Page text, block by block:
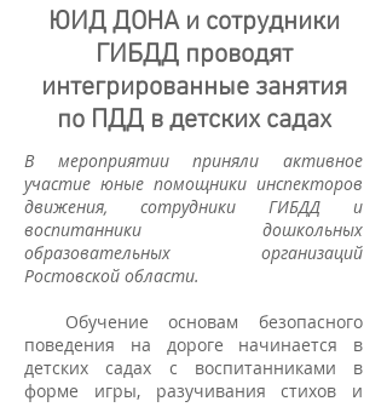
ЮИД ДОНА и сотрудники
ГИБДД проводят
интегрированные занятия
по ПДД в детских садах
В мероприятии приняли активное
участие юные помощники инспекторов
движения, сотрудники ГИБДД и
воспитанники дошкольных
образовательных организаций
Ростовской области.
Обучение основам безопасного
поведения на дороге начинается в
детских садах с воспитанниками в
форме игры, разучивания стихов и